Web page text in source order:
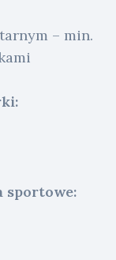
– min.
sportowe: